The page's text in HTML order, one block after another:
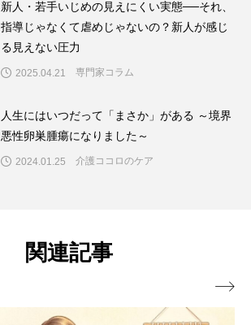
新人・若手いじめの見えにくい実態──それ、
指導じゃなくて虐めじゃないの？新人が感じ
る見えない圧力
2025.04.21 専門家コラム
人生にはいつだって「まさか」がある ～境界
悪性卵巣腫瘍になりました～
2024.01.25 介護ココロのケア
関連記事
